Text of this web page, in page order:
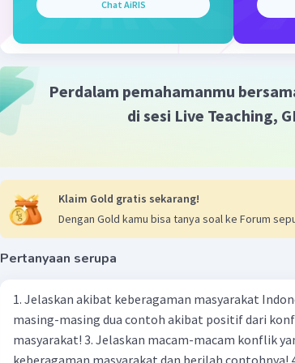
Chat AiRIS
Perdalam pemahamanmu
di sesi Live Teaching,
Klaim Gold gratis sekarang!
Dengan Gold kamu bisa tanya soal ke Forum
Pertanyaan serupa
1. Jelaskan akibat keberagaman masyarakat Indonesia! 2. Jelaskan dan
masing-masing dua contoh akibat positif dari
masyarakat! 3. Jelaskan macam-macam konflik yang terjadi akibat
keberagaman masyarakat dan berilah contohnya! 4. Mengapa dalam